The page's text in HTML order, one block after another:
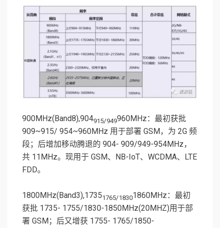
900MHz(Band8),904915/949960MHz：最初获批
909~915/ 954~960MHz 用于部署 GSM，为 2G 频
段；后增加移动腾退的 904- 909/949-954MHz，
共 11MHz。现用于 GSM、NB-IoT、WCDMA、LTE
FDD。
1800MHz(Band3),17351765/18301860MHz：最初
获批 1735- 1755/1830-1850MHz(20MHZ)用于部
署 GSM；后又增获 1755- 1765/1850-